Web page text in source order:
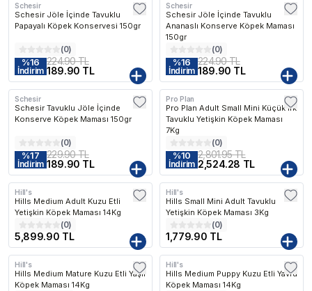
Schesir
Schesir Jöle İçinde Tavuklu
Papayalı Köpek Konservesi 150gr
(0)
%16
İndirim
224.90 TL
189.90 TL
Schesir
Schesir Jöle İçinde Tavuklu
Ananaslı Konserve Köpek Maması
150gr
(0)
%16
İndirim
224.90 TL
189.90 TL
Schesir
Schesir Tavuklu Jöle İçinde
Konserve Köpek Maması 150gr
(0)
%17
İndirim
229.90 TL
189.90 TL
Kargo Bedava
Pro Plan
Pro Plan Adult Small Mini Küçük Irk
Tavuklu Yetişkin Köpek Maması
7Kg
(0)
%10
İndirim
2,801.95 TL
2,524.28 TL
Kargo Bedava
Hill's
Hills Medium Adult Kuzu Etli
Yetişkin Köpek Maması 14Kg
(0)
5,899.90 TL
Kargo Bedava
Hill's
Hills Small Mini Adult Tavuklu
Yetişkin Köpek Maması 3Kg
(0)
1,779.90 TL
Kargo Bedava
Hill's
Hills Medium Mature Kuzu Etli Yaşlı
Köpek Maması 14Kg
Kargo Bedava
Hill's
Hills Medium Puppy Kuzu Etli Yavru
Köpek Maması 14Kg